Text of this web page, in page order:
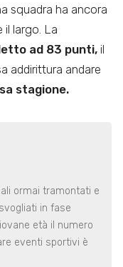
squadra ha ancora
il largo. La
ad 83 punti, il
addirittura andare
stagione.
ormai tramontati e
in fase
età il numero
eventi sportivi è